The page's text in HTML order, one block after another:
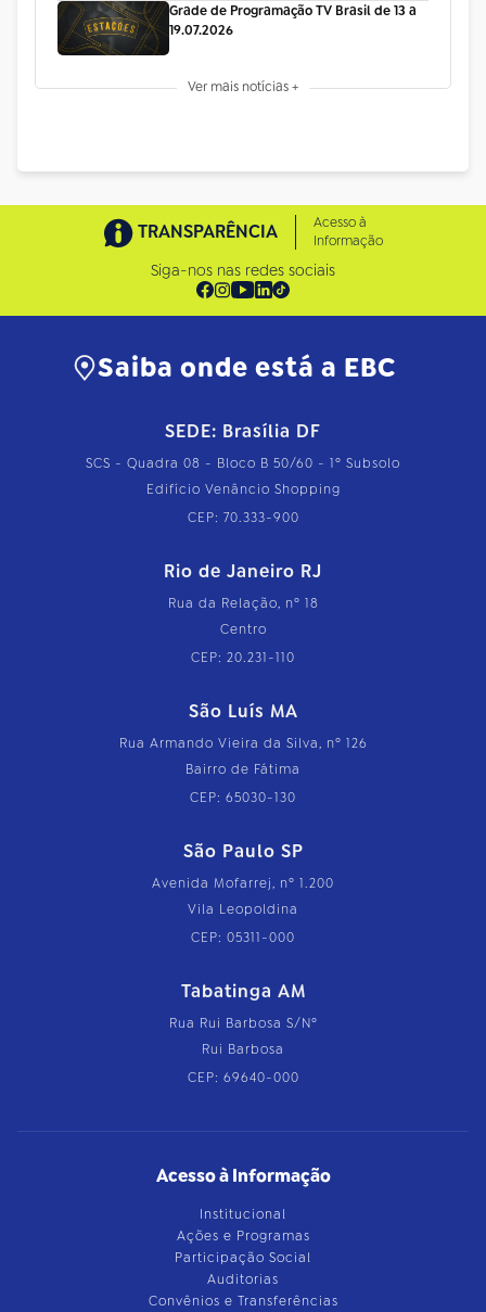
Grade de Programação TV Brasil de 13 a
19.07.2026
Ver mais notícias +
TRANSPARÊNCIA
Acesso à
Informação
Siga-nos nas redes sociais
Saiba onde está a EBC
SEDE: Brasília DF
SCS - Quadra 08 - Bloco B 50/60 - 1º Subsolo
Edifício Venâncio Shopping
CEP: 70.333-900
Rio de Janeiro RJ
Rua da Relação, nº 18
Centro
CEP: 20.231-110
São Luís MA
Rua Armando Vieira da Silva, nº 126
Bairro de Fátima
CEP: 65030-130
São Paulo SP
Avenida Mofarrej, nº 1.200
Vila Leopoldina
CEP: 05311-000
Tabatinga AM
Rua Rui Barbosa S/Nº
Rui Barbosa
CEP: 69640-000
Acesso à Informação
Institucional
Ações e Programas
Participação Social
Auditorias
Convênios e Transferências